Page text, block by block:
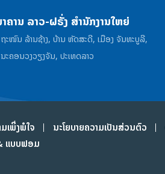
ຄານ ລາວ-ຝຣັ່ງ ສໍານັກງານໃຫຍ່
ຖະໜົນ ລ້ານຊ້າງ, ບ້ານ ຫັດສະດີ, ເມືອງ ຈັນທະບູລີ,
ນະຄອນວງວຽງຈັນ, ປະເທດລາວ
ເພິ່ງພໍໃຈ ນະໂຍບາຍຄວາມເປັນສ່ວນຕົວ
ແບບຟອມ